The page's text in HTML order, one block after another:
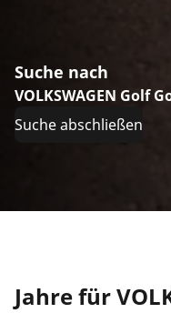
Suche nach
VOLKSWAGEN Golf
Suche abschließen
Jahre für